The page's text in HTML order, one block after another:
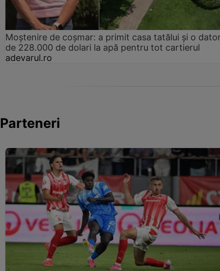
Moștenire de coșmar: a primit casa tatălui și o
de 228.000 de dolari la apă pentru tot cartierul
adevarul.ro
Parteneri